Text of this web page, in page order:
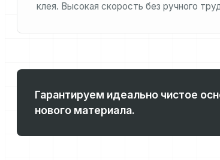
клея. Высокая скорость без ручного
Гарантируем идеально чистое
нового материала.